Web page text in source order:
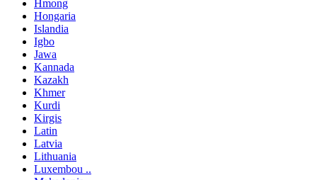
Hmong
Hongaria
Islandia
Igbo
Jawa
Kannada
Kazakh
Khmer
Kurdi
Kirgis
Latin
Latvia
Lithuania
Luxembou ..